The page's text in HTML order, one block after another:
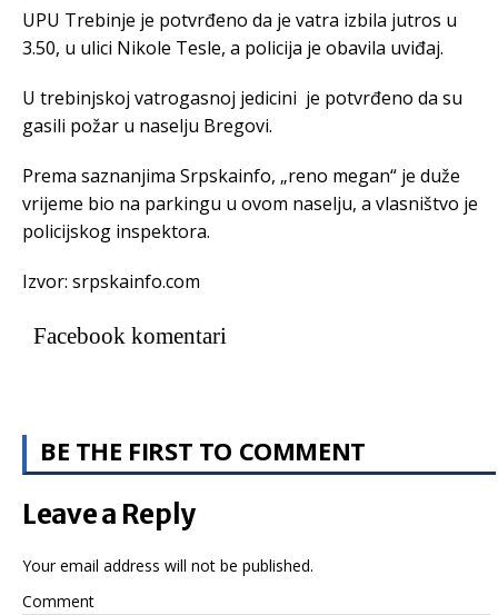
UPU Trebinje je potvrđeno da je vatra izbila jutros u
3.50, u ulici Nikole Tesle, a policija je obavila uviđaj.
U trebinjskoj vatrogasnoj jedicini je potvrđeno da su
gasili požar u naselju Bregovi.
Prema saznanjima Srpskainfo, „reno megan“ je duže
vrijeme bio na parkingu u ovom naselju, a vlasništvo je
policijskog inspektora.
Izvor: srpskainfo.com
Facebook komentari
BE THE FIRST TO COMMENT
Leave a Reply
Your email address will not be published.
Comment